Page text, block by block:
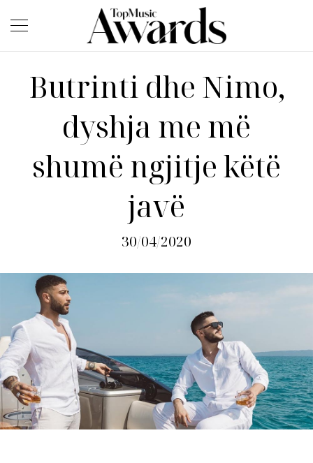
Butrinti dhe Nimo,
dyshja me më
shumë ngjitje këtë
javë
30/04/2020